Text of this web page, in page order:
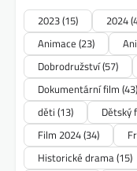
2023(15) 2024
Animace (23)
Dobrodružství(57)
Dokumentární film (43)
děti (13) Dětský
Film 2024(34)
Historické drama(15)